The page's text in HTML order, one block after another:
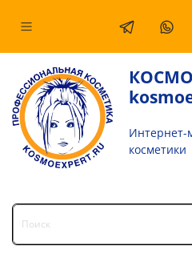
Интернет-
косметики